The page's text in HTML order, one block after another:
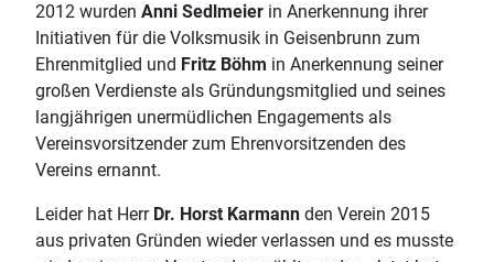
2012 wurden Anni Sedlmeier in Anerkennung ihrer
Initiativen für die Volksmusik in Geisenbrunn zum
Ehrenmitglied und Fritz Böhm in Anerkennung seiner
großen Verdienste als Gründungsmitglied und seines
langjährigen unermüdlichen Engagements als
Vereinsvorsitzender zum Ehrenvorsitzenden des
Vereins ernannt.
Leider hat Herr Dr. Horst Karmann den Verein 2015
aus privaten Gründen wieder verlassen und es musste